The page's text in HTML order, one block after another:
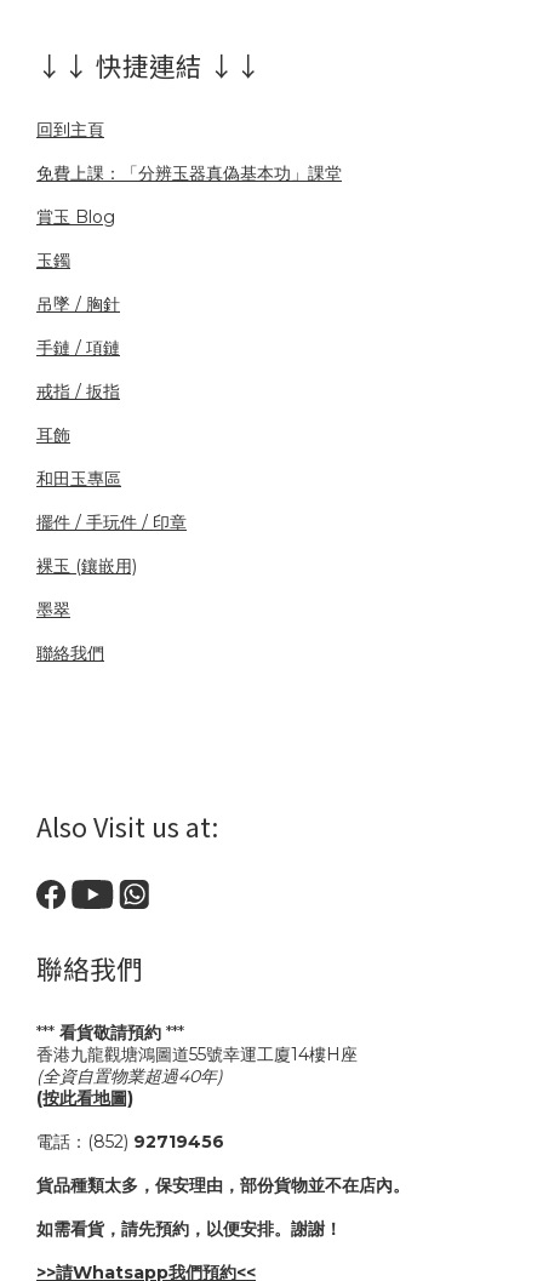
↓↓ 快捷連結 ↓↓
回到主頁
免費上課：「分辨玉器真偽基本功」課堂
賞玉 Blog
玉鐲
吊墜 / 胸針
手鏈 / 項鏈
戒指 / 扳指
耳飾
和田玉專區
擺件 / 手玩件 / 印章
裸玉 (鑲嵌用)
墨翠
聯絡我們
Also Visit us at:
聯絡我們
*** 看貨敬請預約 ***
香港九龍觀塘鴻圖道55號幸運工廈14樓H座
(全資自置物業超過40年)
(按此看地圖)
電話：(852) 92719456
貨品種類太多，保安理由，部份貨物並不在店內。
如需看貨，請先預約，以便安排。謝謝！
>>請Whatsapp我們預約<<